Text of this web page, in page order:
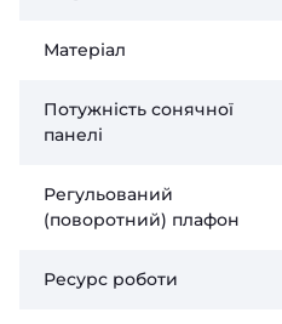
Матеріал
Потужність сонячної
панелі
Регульований
(поворотний) плафон
Ресурс роботи